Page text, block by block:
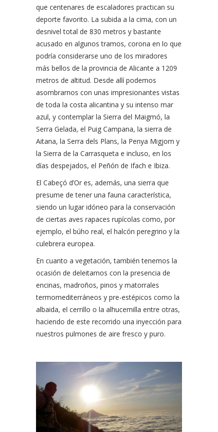
que centenares de escaladores practican su
deporte favorito. La subida a la cima, con un
desnivel total de 830 metros y bastante
acusado en algunos tramos, corona en lo que
podría considerarse uno de los miradores
más bellos de la provincia de Alicante a 1209
metros de altitud. Desde allí podemos
asombrarnos con unas impresionantes vistas
de toda la costa alicantina y su intenso mar
azul, y contemplar la Sierra del Maigmó, la
Serra Gelada, el Puig Campana, la sierra de
Aitana, la Serra dels Plans, la Penya Migjorn y
la Sierra de la Carrasqueta e incluso, en los
días despejados, el Peñón de Ifach e Ibiza.
El Cabeçó d’Or es, además, una sierra que
presume de tener una fauna característica,
siendo un lugar idóneo para la conservación
de ciertas aves rapaces rupícolas como, por
ejemplo, el búho real, el halcón peregrino y la
culebrera europea.
En cuanto a vegetación, también tenemos la
ocasión de deleitarnos con la presencia de
encinas, madroños, pinos y matorrales
termomediterráneos y pre-estépicos como la
albaida, el cerrillo o la alhucemilla entre otras,
haciendo de este recorrido una inyección para
nuestros pulmones de aire fresco y puro.